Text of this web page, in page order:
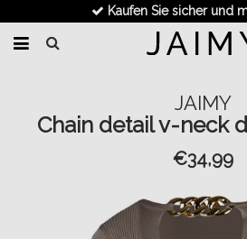
Kaufen Sie sicher und
JAIMY
Chain detail v-neck
€34,99